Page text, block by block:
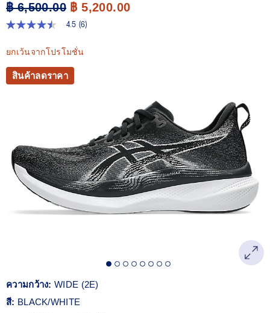
฿ 6,500.00 ฿ 5,200.00
4.5
5
ดาว
ค่า
คะแนน
เฉลี่ย
เดียวกัน
4.5 (6)
ยกเว้นจากโปรโมชั่น
สินค้าลดราคา
ความกว้าง: WIDE (2E)
สี: BLACK/WHITE